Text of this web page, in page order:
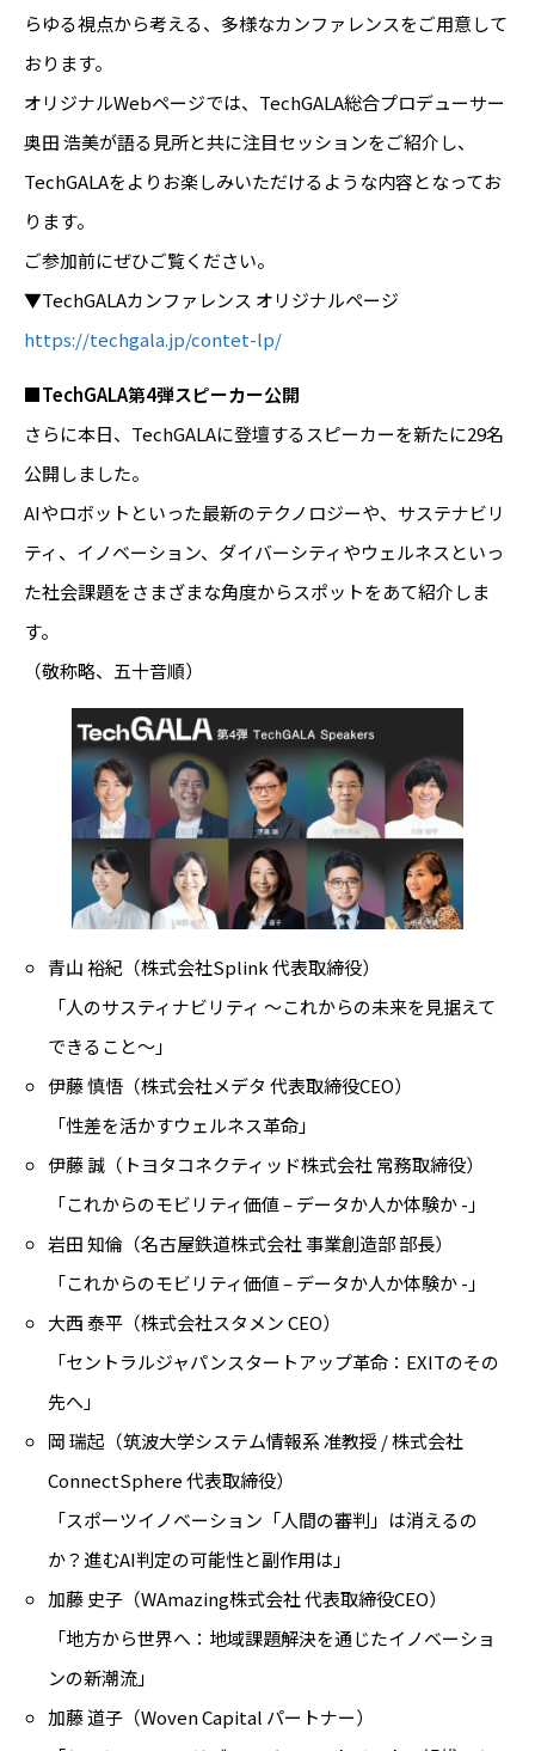
らゆる視点から考える、多様なカンファレンスをご用意して
おります。
オリジナルWebページでは、TechGALA総合プロデューサー
奥田 浩美が語る見所と共に注目セッションをご紹介し、
TechGALAをよりお楽しみいただけるような内容となってお
ります。
ご参加前にぜひご覧ください。
▼TechGALAカンファレンス オリジナルページ
https://techgala.jp/contet-lp/
■TechGALA第4弾スピーカー公開
さらに本日、TechGALAに登壇するスピーカーを新たに29名
公開しました。
AIやロボットといった最新のテクノロジーや、サステナビリ
ティ、イノベーション、ダイバーシティやウェルネスといっ
た社会課題をさまざまな角度からスポットをあて紹介しま
す。
（敬称略、五十音順）
青山 裕紀（株式会社Splink 代表取締役）
「人のサスティナビリティ 〜これからの未来を見据えて
できること〜」
伊藤 慎悟（株式会社メデタ 代表取締役CEO）
「性差を活かすウェルネス革命」
伊藤 誠（トヨタコネクティッド株式会社 常務取締役）
「これからのモビリティ価値 – データか人か体験か -」
岩田 知倫（名古屋鉄道株式会社 事業創造部 部長）
「これからのモビリティ価値 – データか人か体験か -」
大西 泰平（株式会社スタメン CEO）
「セントラルジャパンスタートアップ革命：EXITのその
先へ」
岡 瑞起（筑波大学システム情報系 准教授 / 株式会社
ConnectSphere 代表取締役）
「スポーツイノベーション「人間の審判」は消えるの
か？進むAI判定の可能性と副作用は」
加藤 史子（WAmazing株式会社 代表取締役CEO）
「地方から世界へ：地域課題解決を通じたイノベーショ
ンの新潮流」
加藤 道子（Woven Capital パートナー）